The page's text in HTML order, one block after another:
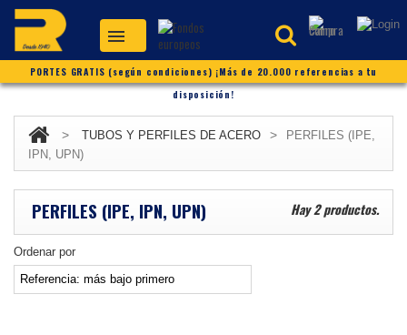
PORTES GRATIS (según condiciones) ¡Más de 20.000 referencias a tu
disposición!
> TUBOS Y PERFILES DE ACERO >
PERFILES (IPE,
IPN, UPN)
PERFILES (IPE, IPN, UPN) Hay 2 productos.
Ordenar por